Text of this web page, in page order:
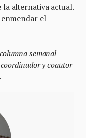
la alternativa actual.
el
semanal
y coautor